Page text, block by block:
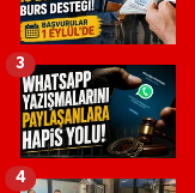
3
4